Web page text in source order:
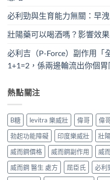
必利勁與生育能力無關：早
壯陽藥可以喝酒嗎？影響效
必利吉（P-Force）副作用「
1+1=2，係兩邊輪流出你個
熱點關注
B糖 levitra 樂威壯 偉哥 偉
勃起功能障礙
印度樂威壯 壯
威而鋼價格
威而鋼副作用 威
威而鋼 醫生 處方
屈臣氏 必利